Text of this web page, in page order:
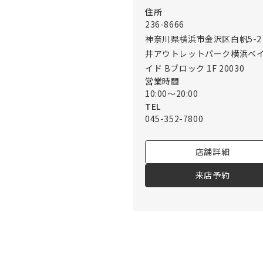
住所
236-8666
神奈川県横浜市金沢区白帆5-
井アウトレットパーク横浜ベ
イド Bブロック 1F 20030
営業時間
10:00～20:00
TEL
045-352-7800
店舗詳細
来店予約